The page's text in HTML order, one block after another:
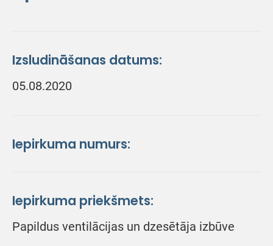
Izsludināšanas datums:
05.08.2020
Iepirkuma numurs:
Iepirkuma priekšmets:
Papildus ventilācijas un dzesētāja izbūve